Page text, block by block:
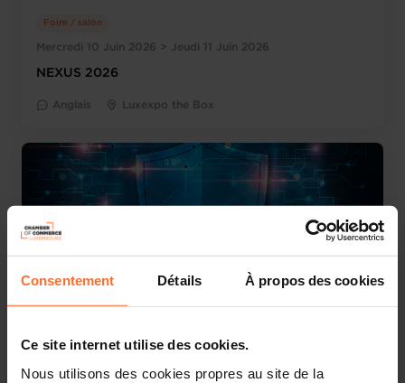
Consentement Détails À propos des cookies
Ce site internet utilise des cookies.
Nous utilisons des cookies propres au site de la
Mercredi 10 Juin 2026 > Jeudi 11 Juin 2026
Foire / salon
NEXUS 2026
Anglais Luxexpo the Box
Foire / salon